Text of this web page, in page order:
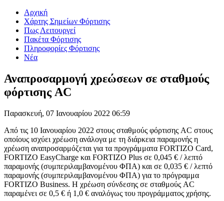
Αρχική
Χάρτης Σημείων Φόρτισης
Πως Λειτουργεί
Πακέτα Φόρτισης
Πληροφορίες Φόρτισης
Νέα
Αναπροσαρμογή χρεώσεων σε σταθμούς
φόρτισης AC
Παρασκευή, 07 Ιανουαρίου 2022 06:59
Από τις 10 Ιανουαρίου 2022 στους σταθμούς φόρτισης AC στους
οποίους ισχύει χρέωση ανάλογα με τη διάρκεια παραμονής η
χρέωση αναπροσαρμόζεται για τα προγράμματα FORTIZO Card,
FORTIZO EasyCharge και FORTIZO Plus σε 0,045 € / λεπτό
παραμονής (συμπεριλαμβανομένου ΦΠΑ) και σε 0,035 € / λεπτό
παραμονής (συμπεριλαμβανομένου ΦΠΑ) για το πρόγραμμα
FORTIZO Business. Η χρέωση σύνδεσης σε σταθμούς AC
παραμένει σε 0,5 € ή 1,0 € αναλόγως του προγράμματος χρήσης.